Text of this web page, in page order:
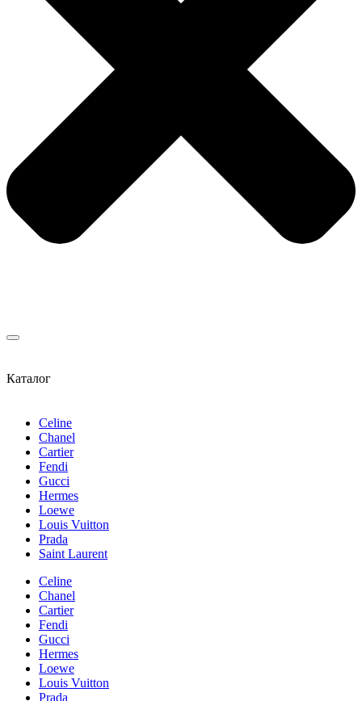
Каталог
Celine
Chanel
Cartier
Fendi
Gucci
Hermes
Loewe
Louis Vuitton
Prada
Saint Laurent
Celine
Chanel
Cartier
Fendi
Gucci
Hermes
Loewe
Louis Vuitton
Prada